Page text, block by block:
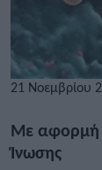
21 Νοεμβρίου
Με αφορμή
Ίνωσης